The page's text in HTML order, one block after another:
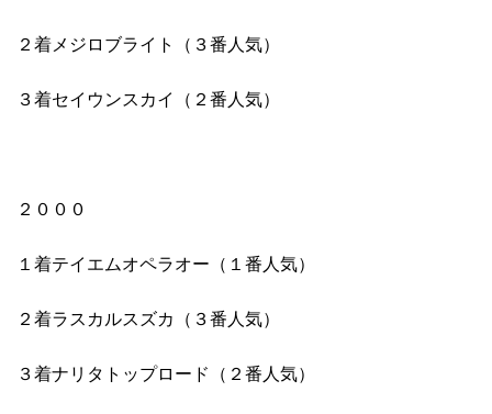
２着メジロブライト（３番人気）
３着セイウンスカイ（２番人気）
２０００
１着テイエムオペラオー（１番人気）
２着ラスカルスズカ（３番人気）
３着ナリタトップロード（２番人気）